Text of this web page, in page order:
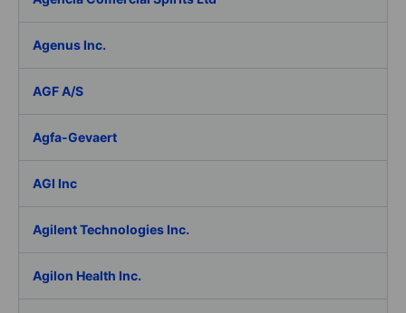
Agenus Inc.
AGF A/S
Agfa-Gevaert
AGI Inc
Agilent Technologies Inc.
Agilon Health Inc.